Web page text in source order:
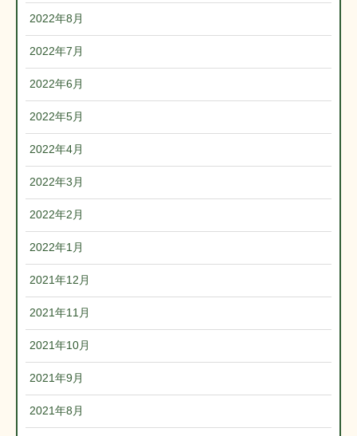
2022年8月
2022年7月
2022年6月
2022年5月
2022年4月
2022年3月
2022年2月
2022年1月
2021年12月
2021年11月
2021年10月
2021年9月
2021年8月